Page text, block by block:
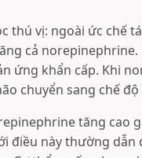
thú vị: ngoài ức chế
cả
ứng khẩn cấp. Khi
chuyển sang chế
tăng cao
điều này thường dẫn